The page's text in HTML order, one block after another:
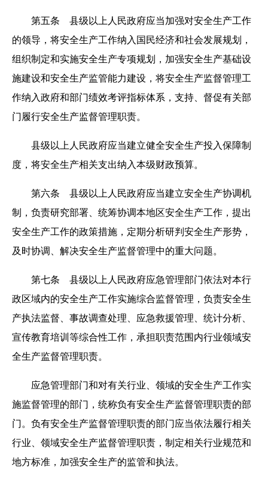
第五条 县级以上人民政府应当加强对安全生产工作
的领导，将安全生产工作纳入国民经济和社会发展规划，
组织制定和实施安全生产专项规划，加强安全生产基础设
施建设和安全生产监管能力建设，将安全生产监督管理工
作纳入政府和部门绩效考评指标体系，支持、督促有关部
门履行安全生产监督管理职责。
县级以上人民政府应当建立健全安全生产投入保障制
度，将安全生产相关支出纳入本级财政预算。
第六条 县级以上人民政府应当建立安全生产协调机
制，负责研究部署、统筹协调本地区安全生产工作，提出
安全生产工作的政策措施，定期分析研判安全生产形势，
及时协调、解决安全生产监督管理中的重大问题。
第七条 县级以上人民政府应急管理部门依法对本行
政区域内的安全生产工作实施综合监督管理，负责安全生
产执法监督、事故调查处理、应急救援管理、统计分析、
宣传教育培训等综合性工作，承担职责范围内行业领域安
全生产监督管理职责。
应急管理部门和对有关行业、领域的安全生产工作实
施监督管理的部门，统称负有安全生产监督管理职责的部
门。负有安全生产监督管理职责的部门应当依法履行相关
行业、领域安全生产监督管理职责，制定相关行业规范和
地方标准，加强安全生产的监管和执法。